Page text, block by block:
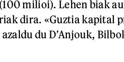
milioi). Lehen biak
dira. «Guztia kapital
du D’Anjouk,